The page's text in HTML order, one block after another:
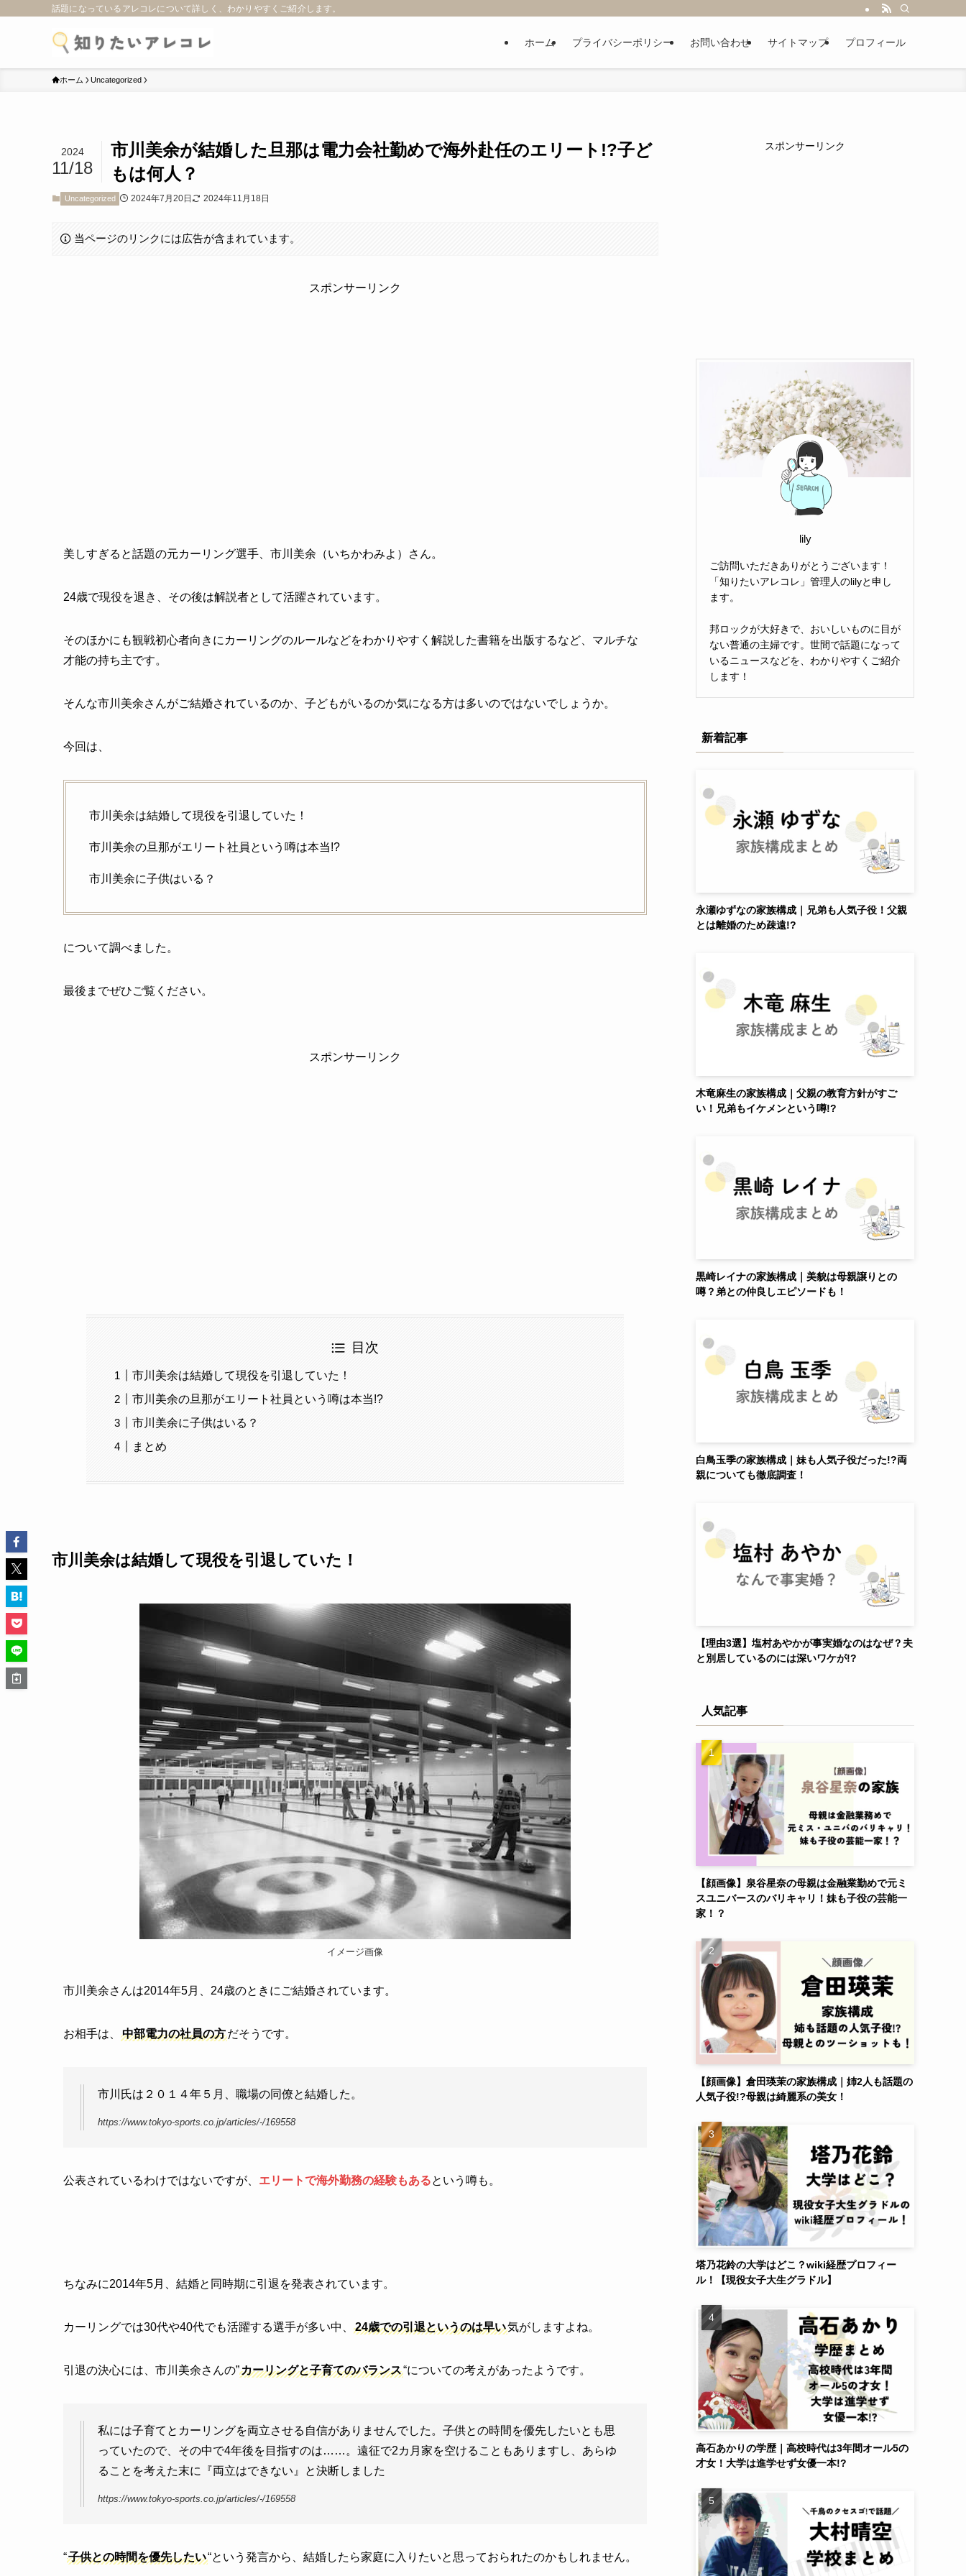
話題になっているアレコレについて詳しく、わかりやすくご紹介します。
ホーム プライバシーポリシー お問い合わせ サイトマップ プロフィール
ホーム Uncategorized
市川美余が結婚した旦那は電力会社勤めで海外赴任のエリート!?子ど
もは何人？
2024
11/18
Uncategorized 2024年7月20日 2024年11月18日
当ページのリンクには広告が含まれています。
スポンサーリンク
美しすぎると話題の元カーリング選手、市川美余（いちかわみよ）さん。
24歳で現役を退き、その後は解説者として活躍されています。
そのほかにも観戦初心者向きにカーリングのルールなどをわかりやすく解説した書籍を出版するなど、マルチな
才能の持ち主です。
そんな市川美余さんがご結婚されているのか、子どもがいるのか気になる方は多いのではないでしょうか。
今回は、
市川美余は結婚して現役を引退していた！
市川美余の旦那がエリート社員という噂は本当!?
市川美余に子供はいる？
について調べました。
最後までぜひご覧ください。
スポンサーリンク
目次
市川美余は結婚して現役を引退していた！
市川美余の旦那がエリート社員という噂は本当!?
市川美余に子供はいる？
まとめ
市川美余は結婚して現役を引退していた！
イメージ画像
市川美余さんは2014年5月、24歳のときにご結婚されています。
お相手は、 中部電力の社員の方だそうです。
市川氏は２０１４年５月、職場の同僚と結婚した。
https://www.tokyo-sports.co.jp/articles/-/169558
公表されているわけではないですが、 エリートで海外勤務の経験もあるという噂も。
ちなみに2014年5月、結婚と同時期に引退を発表されています。
カーリングでは30代や40代でも活躍する選手が多い中、 24歳での引退というのは早い気がしますよね。
引退の決心には、市川美余さんの”カーリングと子育てのバランス“についての考えがあったようです。
私には子育てとカーリングを両立させる自信がありませんでした。子供との時間を優先したいとも思
っていたので、その中で4年後を目指すのは……。遠征で2カ月家を空けることもありますし、あらゆ
ることを考えた末に『両立はできない』と決断しました
https://www.tokyo-sports.co.jp/articles/-/169558
“子供との時間を優先したい“という発言から、結婚したら家庭に入りたいと思っておられたのかもしれません。
スポンサーリンク
lily
ご訪問いただきありがとうございます！
「知りたいアレコレ」管理人のlilyと申し
ます。
邦ロックが大好きで、おいしいものに目が
ない普通の主婦です。世間で話題になって
いるニュースなどを、わかりやすくご紹介
します！
新着記事
永瀬ゆずなの家族構成｜兄弟も人気子役！父親
とは離婚のため疎遠!?
木竜麻生の家族構成｜父親の教育方針がすご
い！兄弟もイケメンという噂!?
黒崎レイナの家族構成｜美貌は母親譲りとの
噂？弟との仲良しエピソードも！
白鳥玉季の家族構成｜妹も人気子役だった!?両
親についても徹底調査！
【理由3選】塩村あやかが事実婚なのはなぜ？夫
と別居しているのには深いワケが!?
人気記事
【顔画像】泉谷星奈の母親は金融業勤めで元ミ
スユニバースのバリキャリ！妹も子役の芸能一
家！？
【顔画像】倉田瑛茉の家族構成｜姉2人も話題の
人気子役!?母親は綺麗系の美女！
塔乃花鈴の大学はどこ？wiki経歴プロフィー
ル！【現役女子大生グラドル】
高石あかりの学歴｜高校時代は3年間オール5の
才女！大学は進学せず女優一本!?